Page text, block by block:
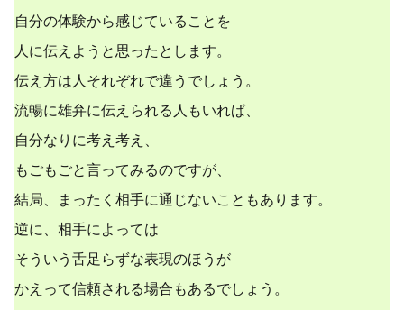
自分の体験から感じていることを
人に伝えようと思ったとします。
伝え方は人それぞれで違うでしょう。
流暢に雄弁に伝えられる人もいれば、
自分なりに考え考え、
もごもごと言ってみるのですが、
結局、まったく相手に通じないこともあります。
逆に、相手によっては
そういう舌足らずな表現のほうが
かえって信頼される場合もあるでしょう。